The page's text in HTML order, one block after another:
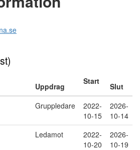
Uppdrag
Start
Slut
Gruppledare
2022-
10-15
2026-
10-14
Ledamot
2022-
10-20
2026-
10-19